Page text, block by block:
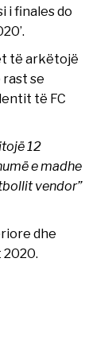
i finales do
të arkëtojë
rast se
të FC
12
e madhe
vendor”
dhe
2020.